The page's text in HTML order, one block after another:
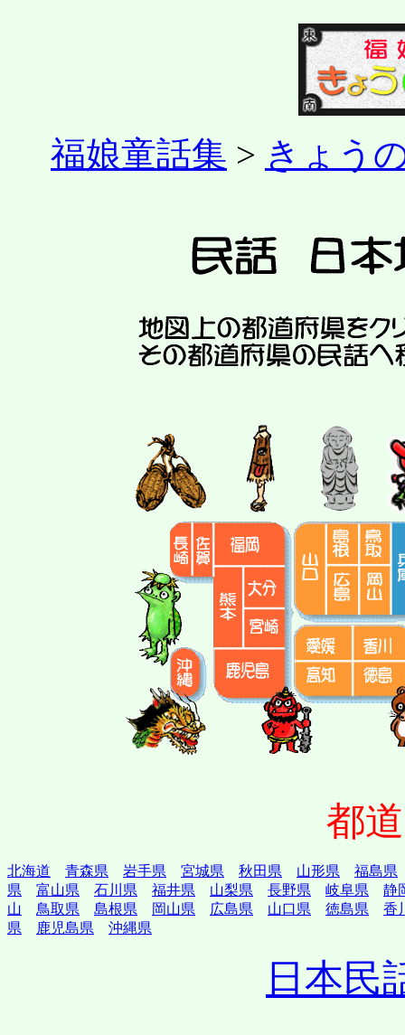
福娘童話集 > きょう
都
北海道 青森県 岩手県 宮城県 秋田県 山形県
福島県
県
富山県 石川県 福井県 山梨県 長野県 岐阜県
静
山
鳥取県 島根県 岡山県 広島県 山口県 徳島県
香
県
鹿児島県 沖縄県
日本民